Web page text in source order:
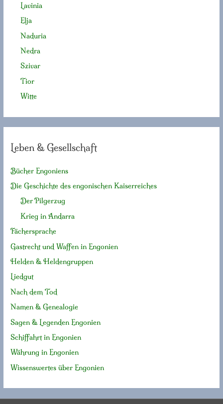
Lavinia
Elja
Naduria
Nedra
Szivar
Tior
Witte
Leben & Gesellschaft
Bücher Engoniens
Die Geschichte des engonischen Kaiserreiches
Der Pilgerzug
Krieg in Andarra
Fächersprache
Gastrecht und Waffen in Engonien
Helden & Heldengruppen
Liedgut
Nach dem Tod
Namen & Genealogie
Sagen & Legenden Engonien
Schiffahrt in Engonien
Währung in Engonien
Wissenswertes über Engonien